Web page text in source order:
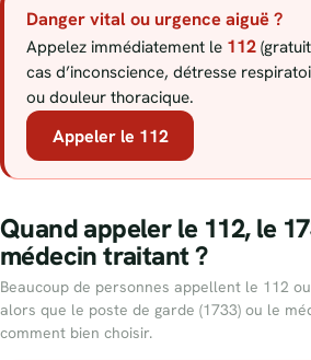
Danger vital ou urgence aiguë ?
Appelez immédiatement le 112
cas d’inconscience, détresse
ou douleur thoracique.
Appeler le 112
Quand appeler le 112, le
médecin traitant ?
Beaucoup de personnes appellent le 112
alors que le poste de garde (1733) ou le
comment bien choisir.